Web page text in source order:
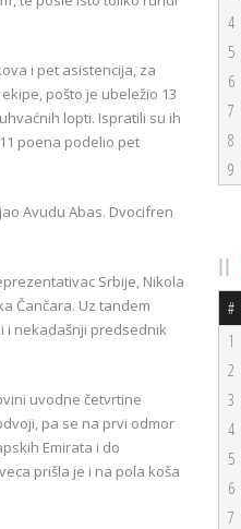
i pet asistencija, za
pošto je ubeležio 13
lopti. Ispratili su ih
poena podelio pet
Avudu Abas. Dvocifren
Srbije, Nikola
Čančara. Uz tandem
i nekadašnji predsednik
uvodne četvrtine
pa se na prvi odmor
Emirata i do
prišla je i na pola koša
4
5
6
7
8
9
#
1
2
3
4
5
6
7